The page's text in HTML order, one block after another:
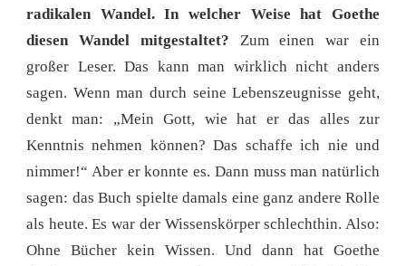
radikalen Wandel. In welcher Weise hat Goethe
diesen Wandel mitgestaltet? Zum einen war ein
großer Leser. Das kann man wirklich nicht anders
sagen. Wenn man durch seine Lebenszeugnisse geht,
denkt man: „Mein Gott, wie hat er das alles zur
Kenntnis nehmen können? Das schaffe ich nie und
nimmer!“ Aber er konnte es. Dann muss man natürlich
sagen: das Buch spielte damals eine ganz andere Rolle
als heute. Es war der Wissenskörper schlechthin. Also:
Ohne Bücher kein Wissen. Und dann hat Goethe